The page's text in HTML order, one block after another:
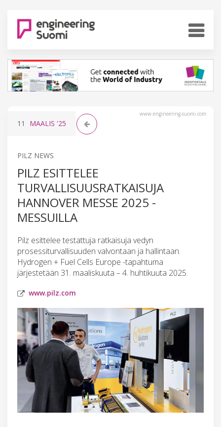
www.engineering-suomi.com
11 MAALIS '25
PILZ NEWS
PILZ ESITTELEE
TURVALLISUUSRATKAISUJA
HANNOVER MESSE 2025 -
MESSUILLA
Pilz esittelee testattuja ratkaisuja vedyn
prosessiturvallisuuden valvontaan ja hallintaan.
Hydrogen + Fuel Cells Europe -tapahtuma
järjestetään 31. maaliskuuta – 4. huhtikuuta 2025.
www.pilz.com